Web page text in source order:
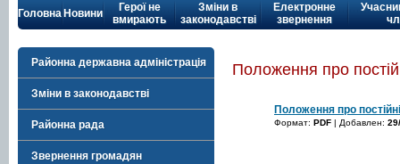
Головна Новини
Герої не
вмирають
Зміни в
законодавстві
Електронне
звернення
Районна державна адміністрація
Зміни в законодавстві
Районна рада
Звернення громадян
Положення про
Положення про
Формат: PDF | Добавлен: